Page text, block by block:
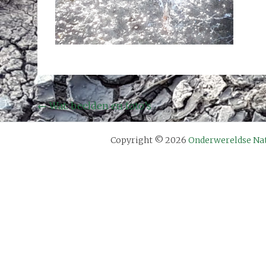
Bericht
navigatie
←Wat: beelden en foto’s
Copyright © 2026 Onderwereldse